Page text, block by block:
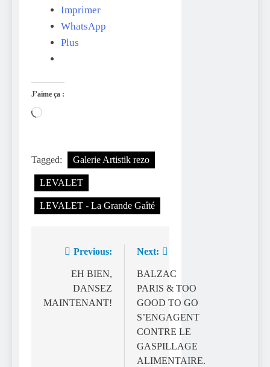
Imprimer
WhatsApp
Plus
J’aime ça :
Chargement…
Tagged: Galerie Artistik rezo
LEVALET
LEVALET - La Grande Gaîté
Navigation
l’article
Previous:
EH BIEN,
DANSEZ
MAINTENANT!
Next:
BALZAC
PARIS & TOO
GOOD TO GO
S’ENGAGENT
CONTRE LE
GASPILLAGE
ALIMENTAIRE.